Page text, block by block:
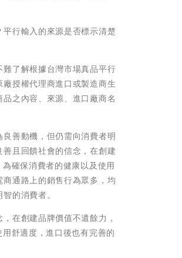
行輸入的來源是否標示清楚
了解根據台灣市場真品平行
授權代理商進口或製造商生
之內容、來源、進口廠商名
善動機，但仍需向消費者明
且回饋社會的信念，在創建
確保消費者的健康以及使用
通路上的銷售行為眾多，均
的消費者。
在創建品牌價值不遺餘力，
舒適度，進口後也有完善的